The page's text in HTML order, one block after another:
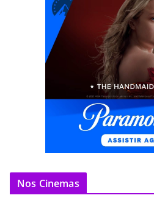
Nos Cinemas